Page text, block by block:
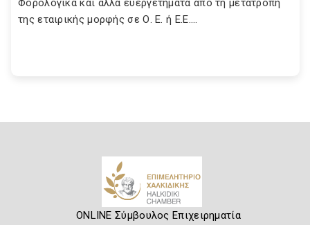
Φορολογικά και άλλα ευεργετήματα από τη μετατροπή
της εταιρικής μορφής σε Ο. Ε. ή Ε.Ε....
ONLINE Σύμβουλος Επιχειρηματία